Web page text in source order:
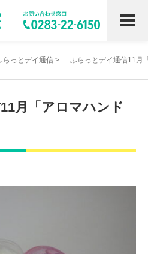
らっとデイ通信 > ふらっとデイ通信11月
月「アロマハンド